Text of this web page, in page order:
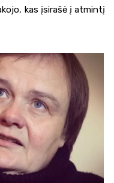
kas įsirašė į atmintį